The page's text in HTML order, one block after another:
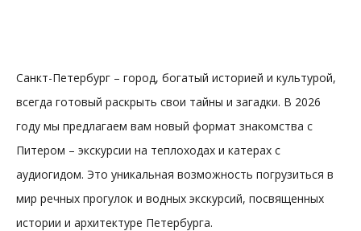
Санкт-Петербург – город, богатый историей и культурой,
всегда готовый раскрыть свои тайны и загадки. В 2026
году мы предлагаем вам новый формат знакомства с
Питером – экскурсии на теплоходах и катерах с
аудиогидом. Это уникальная возможность погрузиться в
мир речных прогулок и водных экскурсий, посвященных
истории и архитектуре Петербурга.